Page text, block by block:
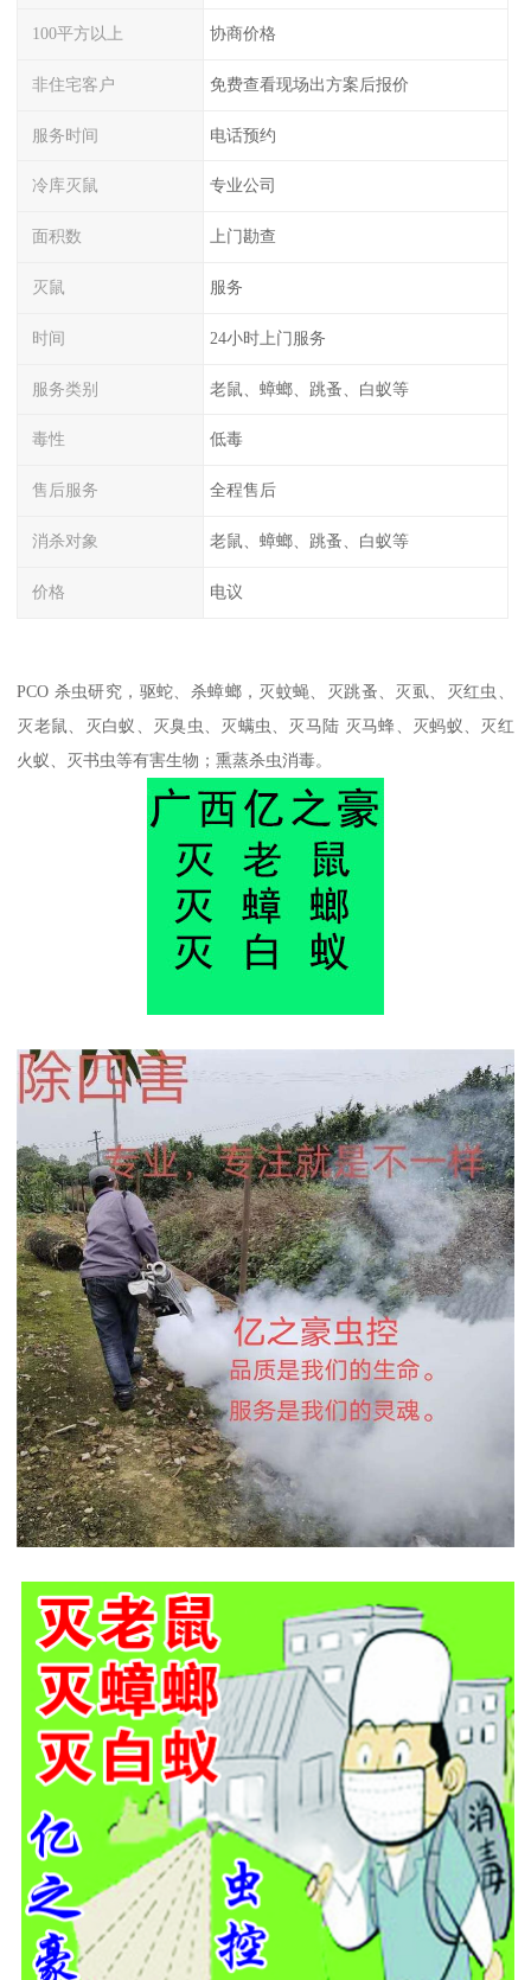
100平方以上 协商价格
非住宅客户 免费查看现场出方案后报价
服务时间 电话预约
冷库灭鼠 专业公司
面积数 上门勘查
灭鼠 服务
时间 24小时上门服务
服务类别 老鼠、蟑螂、跳蚤、白蚁等
毒性 低毒
售后服务 全程售后
消杀对象 老鼠、蟑螂、跳蚤、白蚁等
价格 电议
PCO 杀虫研究，驱蛇、杀蟑螂，灭蚊蝇、灭跳蚤、灭虱、灭红虫、
灭老鼠、灭白蚁、灭臭虫、灭螨虫、灭马陆 灭马蜂、灭蚂蚁、灭红
火蚁、灭书虫等有害生物；熏蒸杀虫消毒。